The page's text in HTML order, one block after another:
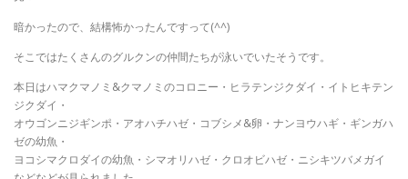
暗かったので、結構怖かったんですって(^^)
そこではたくさんのグルクンの仲間たちが泳いでいたそうです。
本日はハマクマノミ&クマノミのコロニー・ヒラテンジクダイ・イトヒキテン
ジクダイ・
オウゴンニジギンポ・アオハチハゼ・コブシメ&卵・ナンヨウハギ・ギンガハ
ゼの幼魚・
ヨコシマクロダイの幼魚・シマオリハゼ・クロオビハゼ・ニシキツバメガイ